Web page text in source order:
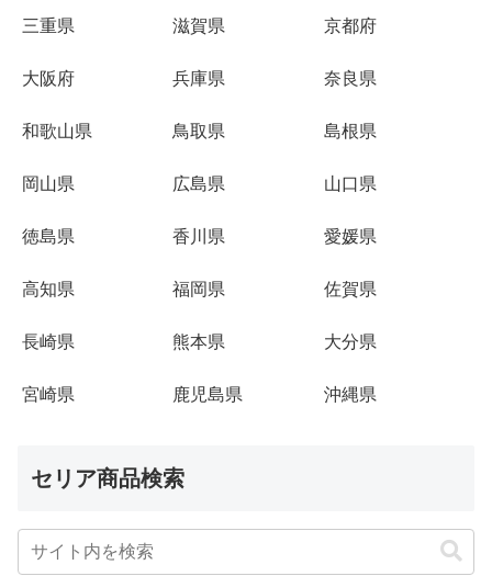
三重県 滋賀県 京都府
大阪府 兵庫県 奈良県
和歌山県 鳥取県 島根県
岡山県 広島県 山口県
徳島県 香川県 愛媛県
高知県 福岡県 佐賀県
長崎県 熊本県 大分県
宮崎県 鹿児島県 沖縄県
セリア商品検索